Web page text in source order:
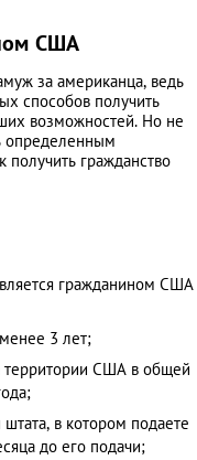
США
за американца, ведь
способов получить
возможностей. Но не
определенным
гражданство
гражданином США
3 лет;
территории США в общей
в котором подаете
до его подачи;